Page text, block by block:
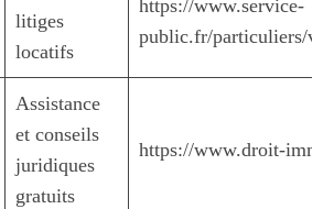
litiges
locatifs
https://www.service-
public.fr/particuliers/
Assistance
et conseils
juridiques
gratuits
https://www.droit-